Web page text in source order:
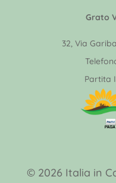
Grato
32, Via
Partita
© 2026 Italia in